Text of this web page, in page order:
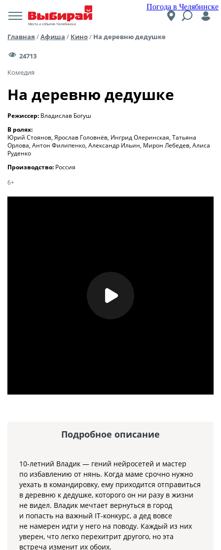
Погода в Челябинске
Места и события Челябинска
Главная /Афиша / Кино/ На деревню дедушке
24713
Комедия
На деревню дедушке
Режиссер: Владислав Богуш
В ролях:
Юрий Стоянов, Ярослав Головнёв, Ингрид Олеринская, Татьяна
Орлова, Антон Филипенко, Александр Ильин, Мирон Лебедев, Алиса
Руденко
Производство: Россия
6+
Подробное описание
10-летний Владик — гений нейросетей и мастер
по избавлению от нянь. Когда маме срочно нужно
уехать в командировку, ему приходится отправиться
в деревню к дедушке, которого он ни разу в жизни
не видел. Владик мечтает вернуться в город
и попасть на важный IT-конкурс, а дед вовсе
не намерен идти у него на поводу. Каждый из них
уверен, что легко перехитрит другого, но эта
встреча изменит их обоих.